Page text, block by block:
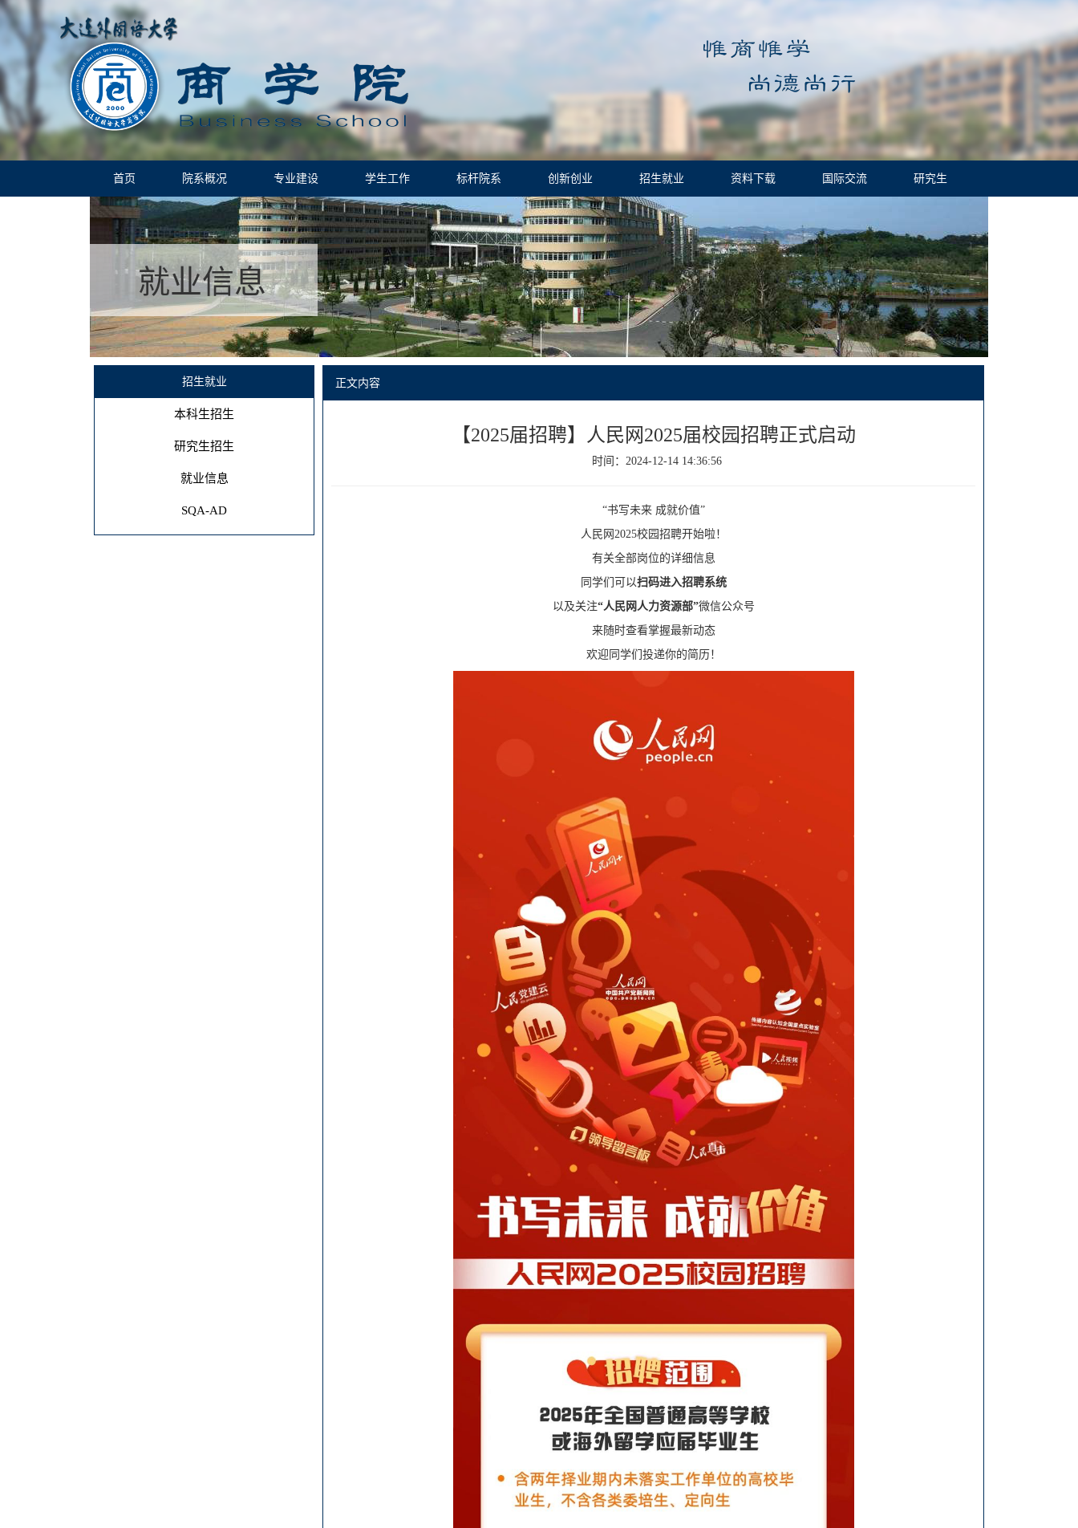
首页 院系概况 专业建设 学生工作 标杆院系 创新创业 招生就业 资料下载 国际交流 研究生
就业信息
招生就业
本科生招生
研究生招生
就业信息
SQA-AD
正文内容
【2025届招聘】人民网2025届校园招聘正式启动
时间：2024-12-14 14:36:56
“书写未来 成就价值”
人民网2025校园招聘开始啦！
有关全部岗位的详细信息
同学们可以扫码进入招聘系统
以及关注“人民网人力资源部”微信公众号
来随时查看掌握最新动态
欢迎同学们投递你的简历！